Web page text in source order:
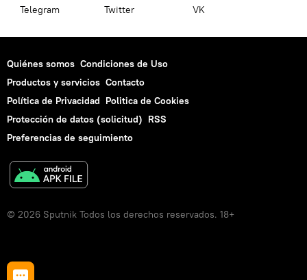
Telegram Twitter VK
Quiénes somos Condiciones de Uso
Productos y servicios Contacto
Política de Privacidad Politica de Cookies
Protección de datos (solicitud) RSS
Preferencias de seguimiento
© 2026 Sputnik Todos los derechos reservados. 18+